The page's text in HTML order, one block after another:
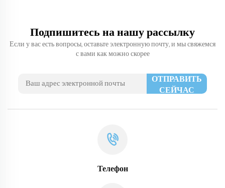
Подпишитесь на нашу рассылку
Если у вас есть вопросы, оставьте электронную почту, и мы свяжемся
с вами как можно скорее
ОТПРАВИТЬ
СЕЙЧАС
Телефон